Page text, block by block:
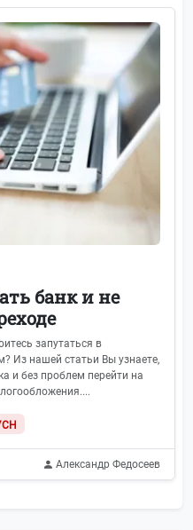
банк и не
запутаться в
Из нашей статьи Вы узнаете,
и без проблем перейти на
Александр Федосеев